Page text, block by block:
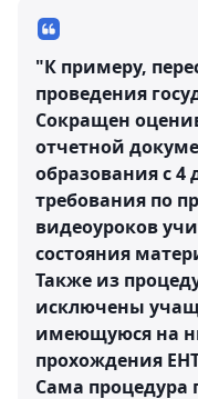
"К примеру,
проведения
Сокращен
отчетной
образования с 4
требования по
видеоуроков
состояния
Также из
исключены
имеющуюся на
прохождения
Сама процедура